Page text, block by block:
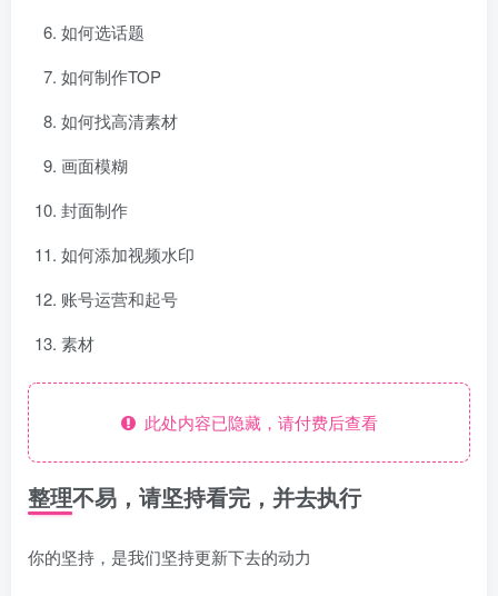
如何选话题
如何制作TOP
如何找高清素材
画面模糊
封面制作
如何添加视频水印
账号运营和起号
素材
此处内容已隐藏，请付费后查看
整理不易，请坚持看完，并去执行
你的坚持，是我们坚持更新下去的动力